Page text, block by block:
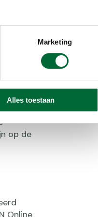
Marketing
Alles toestaan
is naar
zal
op de
Online